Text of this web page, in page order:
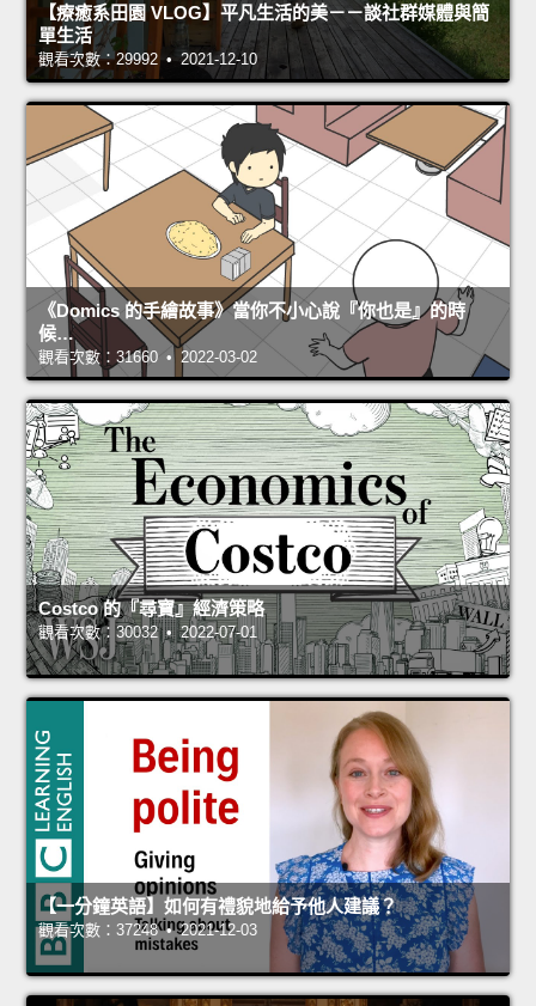
【療癒系田園 VLOG】平凡生活的美－－談社群媒體與簡
單生活
觀看次數：29992 • 2021-12-10
《Domics 的手繪故事》當你不小心說『你也是』的時
候…
觀看次數：31660 • 2022-03-02
Costco 的『尋寶』經濟策略
觀看次數：30032 • 2022-07-01
【一分鐘英語】如何有禮貌地給予他人建議？
觀看次數：37248 • 2021-12-03